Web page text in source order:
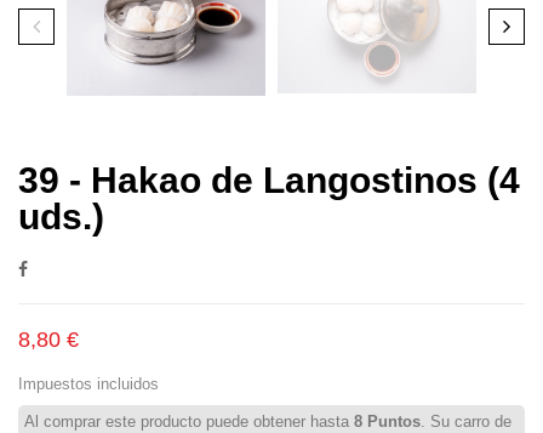
39 - Hakao de Langostinos (4
uds.)
8,80 €
Impuestos incluidos
Al comprar este producto puede obtener hasta 8 Puntos. Su carro de